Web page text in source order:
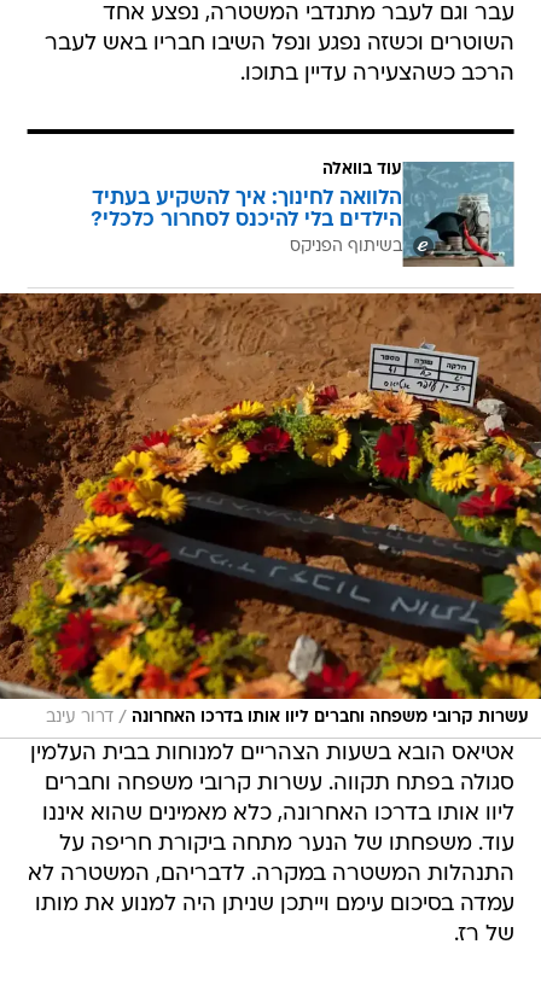
עבר וגם לעבר מתנדבי המשטרה, נפצע אחד
השוטרים וכשזה נפגע ונפל השיבו חבריו באש לעבר
הרכב כשהצעירה עדיין בתוכו.
עוד בוואלה
הלוואה לחינוך: איך להשקיע בעתיד
הילדים בלי להיכנס לסחרור כלכלי?
בשיתוף הפניקס
עשרות קרובי משפחה וחברים ליוו אותו בדרכו האחרונה / דרור עינב
אטיאס הובא בשעות הצהריים למנוחות בבית העלמין
סגולה בפתח תקווה. עשרות קרובי משפחה וחברים
ליוו אותו בדרכו האחרונה, כלא מאמינים שהוא איננו
עוד. משפחתו של הנער מתחה ביקורת חריפה על
התנהלות המשטרה במקרה. לדבריהם, המשטרה לא
עמדה בסיכום עימם וייתכן שניתן היה למנוע את מותו
של רז.